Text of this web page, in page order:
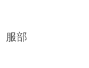
服部